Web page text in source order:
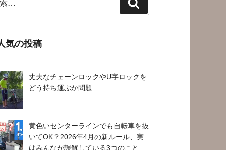
索
気の投稿
丈夫なチェーンロックやU字ロックを
どう持ち運ぶか問題
黄色いセンターラインでも自転車を抜
いてOK？2026年4月の新ルール、実
はみんなが誤解している3つのこと